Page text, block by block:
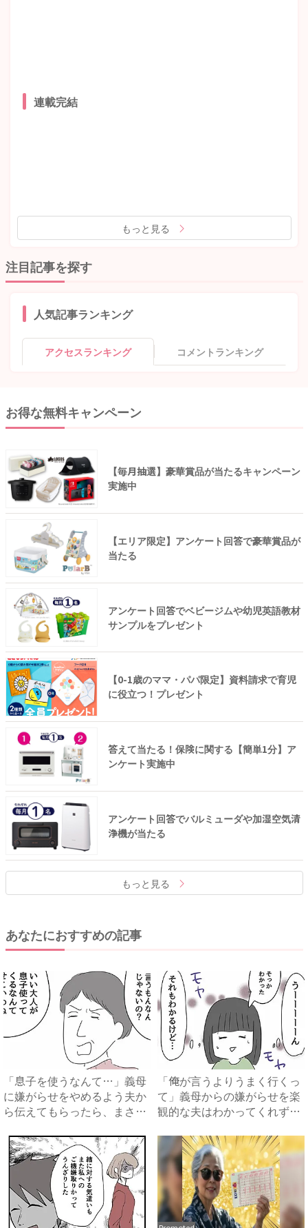
連載完結
もっと見る
注目記事を探す
人気記事ランキング
アクセスランキング コメントランキング
お得な無料キャンペーン
【毎月抽選】豪華賞品が当たるキャンペーン
実施中
【エリア限定】アンケート回答で豪華賞品が
当たる
アンケート回答でベビージムや幼児英語教材
サンプルをプレゼント
【0-1歳のママ・パパ限定】資料請求で育児
に役立つ！プレゼント
答えて当たる！保険に関する【簡単1分】ア
ンケート実施中
アンケート回答でバルミューダや加湿空気清
浄機が当たる
もっと見る
あなたにおすすめの記事
「息子を使うなんて…」義母
に嫌がらせをやめるよう夫か
ら伝えてもらったら、まさか
「俺が言うよりうまく行くっ
て」義母からの嫌がらせを楽
観的な夫はわかってくれず、